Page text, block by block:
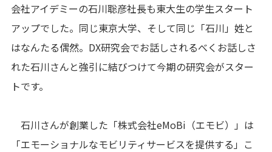
会社アイデミーの石川聡彦社長も東大生の学生スタート
アップでした。同じ東京大学、そして同じ「石川」姓と
はなんたる偶然。DX研究会でお話しされるべくお話しさ
れた石川さんと強引に結びつけて今期の研究会がスター
トです。
石川さんが創業した「株式会社eMoBi（エモビ）」は
「エモーショナルなモビリティサービスを提供する」こ